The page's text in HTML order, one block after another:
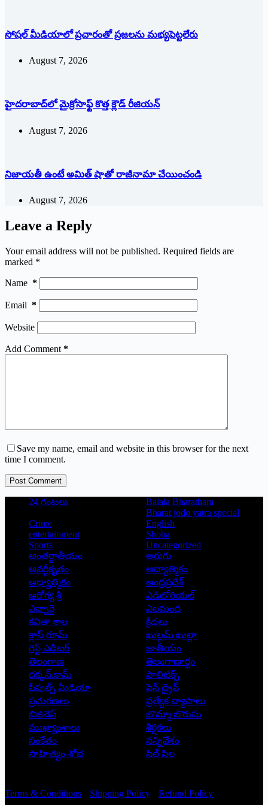
సోషల్‌ ‌మీడియాలో ప్రచారంతో ప్రజలను మభ్యపెట్టలేరు
August 7, 2026
హైదరాబాద్‌లో మైక్రోసాఫ్ట్ ‌కొత్త క్లౌడ్‌ ‌రీజియన్‌
August 7, 2026
నిజాయతీ ఉంటే అమిత్‌ ‌షాతో రాజీనామా చేయించండి
August 7, 2026
Leave a Reply
Your email address will not be published. Required fields are
marked *
Name *
Email *
Website
Add Comment *
Save my name, email and website in this browser for the next
time I comment.
Post Comment
24 గంటలు
Balala Bharatham
Bharat jodo yatra special
Crime
English
entertainment
Shoba
Sports
Uncategorized
అంతర్జాతీయం
అరుగు
అవర్గీకృతం
ఆద్యాత్మికం
ఆధ్యాత్మికం
ఆంధ్రప్రదేశ్
ఆరోగ్య శ్రీ
ఎడిటోరియల్
ఎన్నారై
ఎలమంద
కవితా శాల
క్రీడలు
క్లాస్ రూమ్
ఖుల్లమ్ ఖుల్లా
గెస్ట్ ఎడిటర్
జాతీయం
తెలంగాణ
తెలంగాణార్థం
దక్కన్.కామ్
పాలిటిక్స్
పీపుల్స్ ‌మీడియా
పెన్ డ్రైవ్
ప్రచురణలు
ప్రత్యేక వ్యాసాలు
బిజినెస్
బొమ్మా బొరుసు
ముఖ్యాంశాలు
శీర్షికలు
సంకేతం
సన్నివేశం
సాహిత్యం-శోభ
సిల్ సిల
Terms & Conditions Shipping Policy Refund Policy